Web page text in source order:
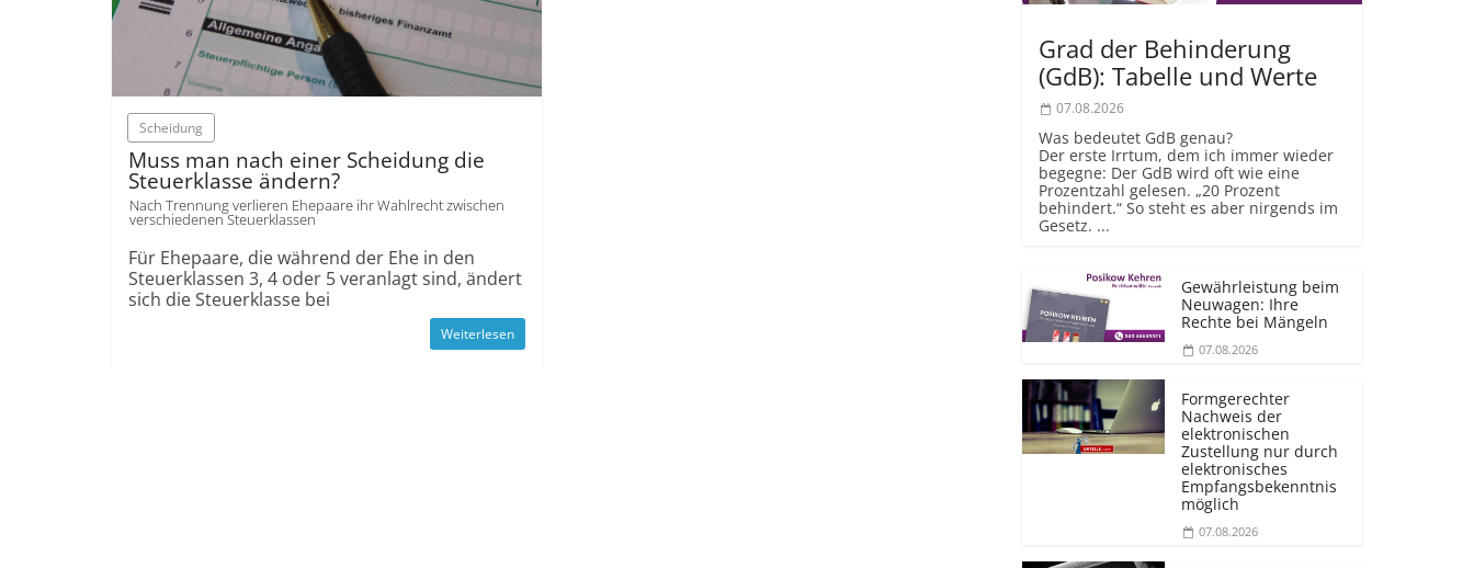
Scheidung
Muss man nach einer Scheidung die
Steuerklasse ändern?
Nach Trennung verlieren Ehepaare ihr Wahlrecht zwischen
verschiedenen Steuerklassen
Für Ehepaare, die während der Ehe in den
Steuerklassen 3, 4 oder 5 veranlagt sind, ändert
sich die Steuerklasse bei
Weiterlesen
Grad der Behinderung
(GdB): Tabelle und Werte
07.08.2026
Was bedeutet GdB genau?
Der erste Irrtum, dem ich immer wieder
begegne: Der GdB wird oft wie eine
Prozentzahl gelesen. „20 Prozent
behindert.“ So steht es aber nirgends im
Gesetz. ...
Gewährleistung beim
Neuwagen: Ihre
Rechte bei Mängeln
07.08.2026
Formgerechter
Nachweis der
elektronischen
Zustellung nur durch
elektronisches
Empfangsbekenntnis
möglich
07.08.2026